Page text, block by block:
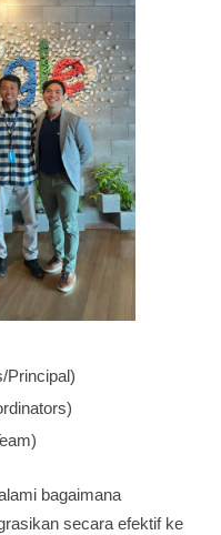
Principal)
bagaimana
secara efektif ke